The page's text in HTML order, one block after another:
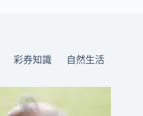
彩券知識 自然生活